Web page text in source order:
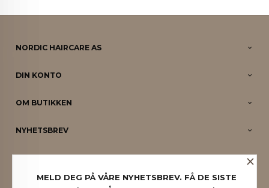
NORDIC HAIRCARE AS
DIN KONTO
OM BUTIKKEN
NYHETSBREV
PARTNERE ×
MELD DEG PÅ VÅRE NYHETSBREV. FÅ DE SISTE